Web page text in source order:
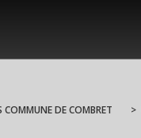
COMMUNE DE COMBRET >